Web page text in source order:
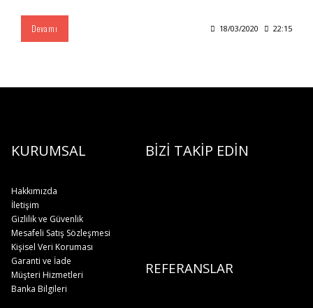
Devamı 18/03/2020 22:15
KURUMSAL BİZİ TAKİP EDİN
Hakkımızda
İletişim
Gizlilik ve Güvenlik
Mesafeli Satış Sözleşmesi
Kişisel Veri Koruması
REFERANSLAR
Garanti ve İade
Müşteri Hizmetleri
Banka Bilgileri